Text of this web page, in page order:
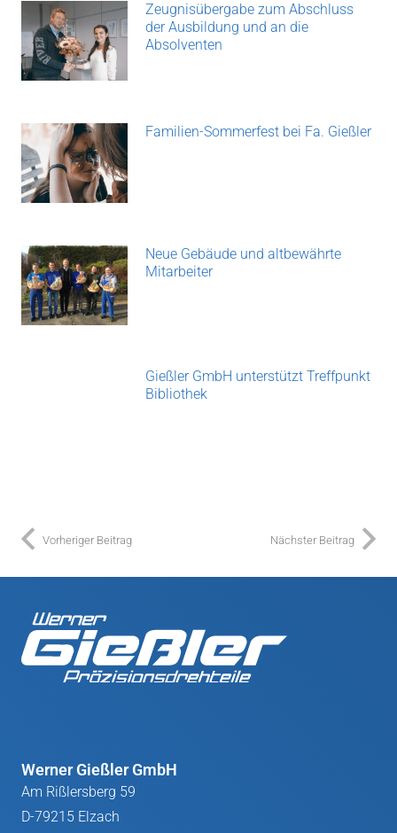
Zeugnisübergabe zum Abschluss
der Ausbildung und an die
Absolventen
Familien-Sommerfest bei Fa. Gießler
Neue Gebäude und altbewährte
Mitarbeiter
Gießler GmbH unterstützt Treffpunkt
Bibliothek
Vorheriger Beitrag Nächster Beitrag
Werner Gießler GmbH
Am Rißlersberg 59
D-79215 Elzach